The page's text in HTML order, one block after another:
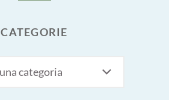
CATEGORIE